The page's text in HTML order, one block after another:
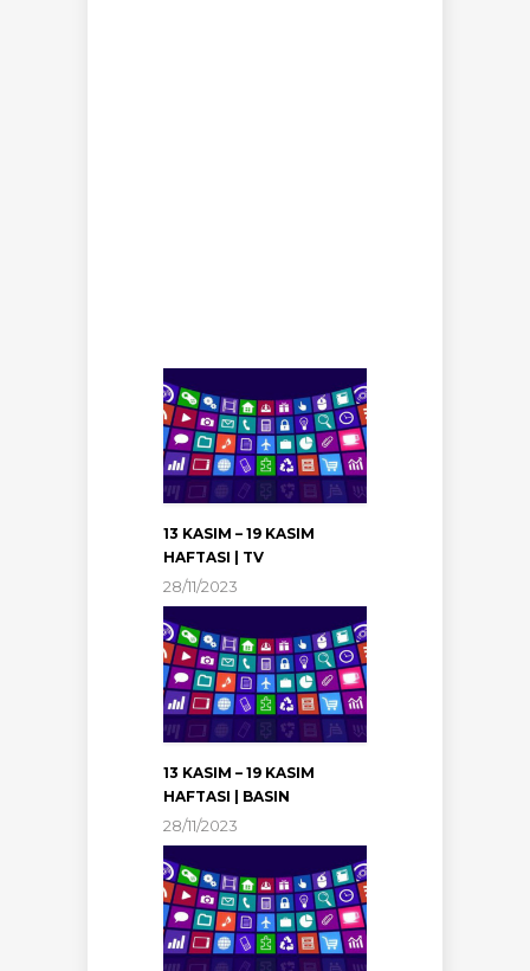
13 KASIM – 19 KASIM
HAFTASI | TV
28/11/2023
13 KASIM – 19 KASIM
HAFTASI | BASIN
28/11/2023